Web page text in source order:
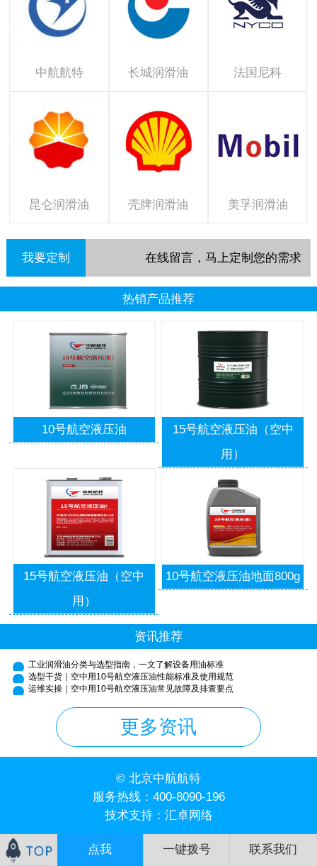
中航航特 长城润滑油 法国尼科
昆仑润滑油 壳牌润滑油 美孚润滑油
我要定制 在线留言，马上定制您的需求
热销产品推荐
10号航空液压油
15号航空液压油（空中
用）
15号航空液压油（空中
用）
10号航空液压油地面800g
资讯推荐
工业润滑油分类与选型指南，一文了解设备用油标准
选型干货｜空中用10号航空液压油性能标准及使用规范
运维实操｜空中用10号航空液压油常见故障及排查要点
更多资讯
© 北京中航航特
服务热线： 400-8090-196
技术支持： 汇卓网络
点我 一键拨号 联系我们